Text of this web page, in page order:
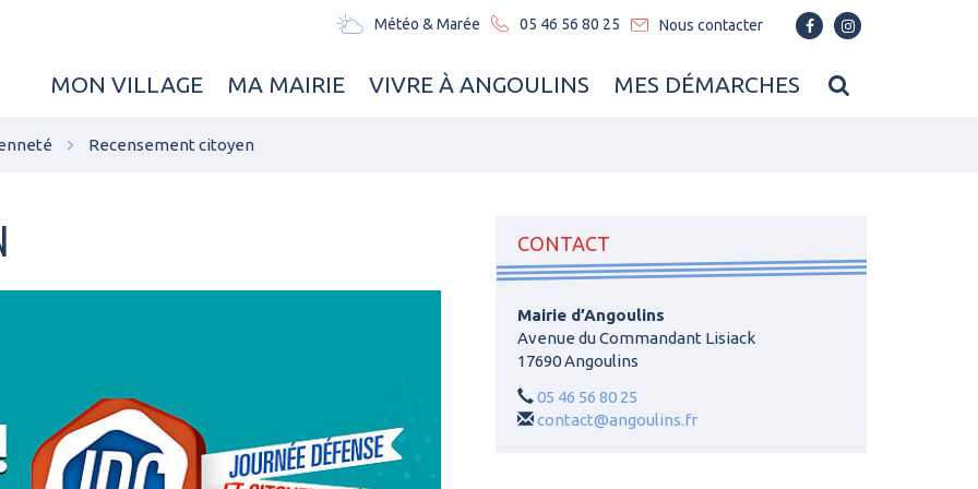
Météo & Marée
05 46 56 80 25 Nous contacter
Lien
compte
Lien
compte
MON VILLAGE MA MAIRIE VIVRE À ANGOULINS MES DÉMARCHES
Recensement citoyen
CONTACT
Mairie d’Angoulins
Avenue du Commandant Lisiack
17690 Angoulins
05 46 56 80 25
contact@angoulins.fr